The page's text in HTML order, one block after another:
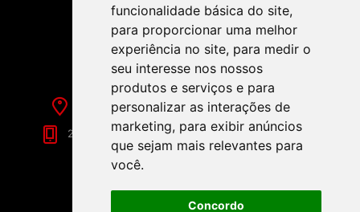
funcionalidade básica do site,
para proporcionar uma melhor
experiência no site, para medir o
seu interesse nos nossos
produtos e serviços e para
personalizar as interações de
marketing, para exibir anúncios
que sejam mais relevantes para
você.
Concordo
SIGA-NOS NAS REDES SOCIAIS!
Rua de Évora, 70-C - Reguengos de Monsaraz
266 040 688 (Chamada para a Rede Fixa Nacional)